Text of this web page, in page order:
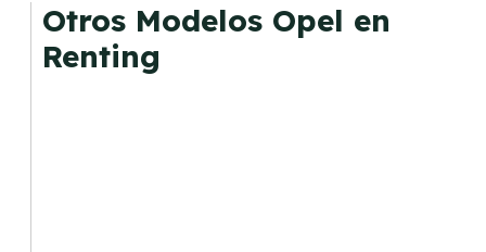
gusta cambiar de coche cada pocos años.
Otros Modelos Opel en
Renting